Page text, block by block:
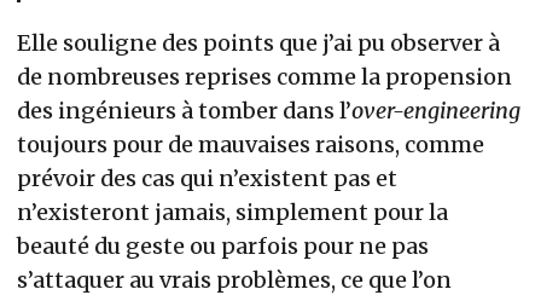
Elle souligne des points que j’ai pu observer à
de nombreuses reprises comme la propension
des ingénieurs à tomber dans l’over-engineering
toujours pour de mauvaises raisons, comme
prévoir des cas qui n’existent pas et
n’existeront jamais, simplement pour la
beauté du geste ou parfois pour ne pas
s’attaquer au vrais problèmes, ce que l’on